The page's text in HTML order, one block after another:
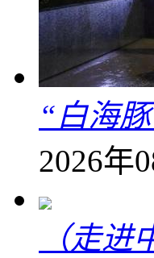
“白海
2026年
（走